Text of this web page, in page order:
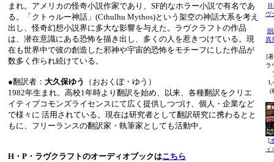
まれ。アメリカの怪奇小説作家であり、SF的なホラー小説で有名であ
る。「クトゥルー神話」(Cthulhu Mythos)という架空の神話大系を考え
出し、怪奇幻想小説界に多大な影響を与えた。ラヴクラフトの作品
は、潜在意識にある恐怖を描き出し、多くの人を惹きつけている。現
在も世界中で彼の創造した邪神や宇宙的恐怖をモチーフにした作品が
数多く作られ続けている。
●翻訳者： 大久保ゆう
（おおくぼ・ゆう）
1982年生まれ。高校1年時より翻訳を始め、以来、各種翻訳をクリエ
イティブコモンズライセンスにて広く提供しつづけ、個人・企業など
で様々に 活用されている。現在は研究者として翻訳研究に携わるとと
もに、フリーランスの翻訳家・執筆家としても活動中。
H・P・ラヴクラフトのオーディオブックはこちら
H
ヴ
異
[
ラ
(
[
ィ